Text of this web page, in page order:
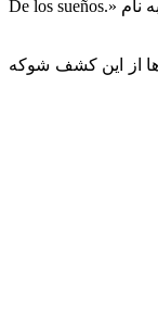
این کلیپ شکیرا را به عنوان یک دختر جوان نشان می دهد که در حال رقصیدن و آواز خواندن همراه با مدونا در حالی که برخی از رقص های او را به نمایش می گذارد. این اجرا در برنامه ای به نام «De los sueños.
ها از این کشف شوکه